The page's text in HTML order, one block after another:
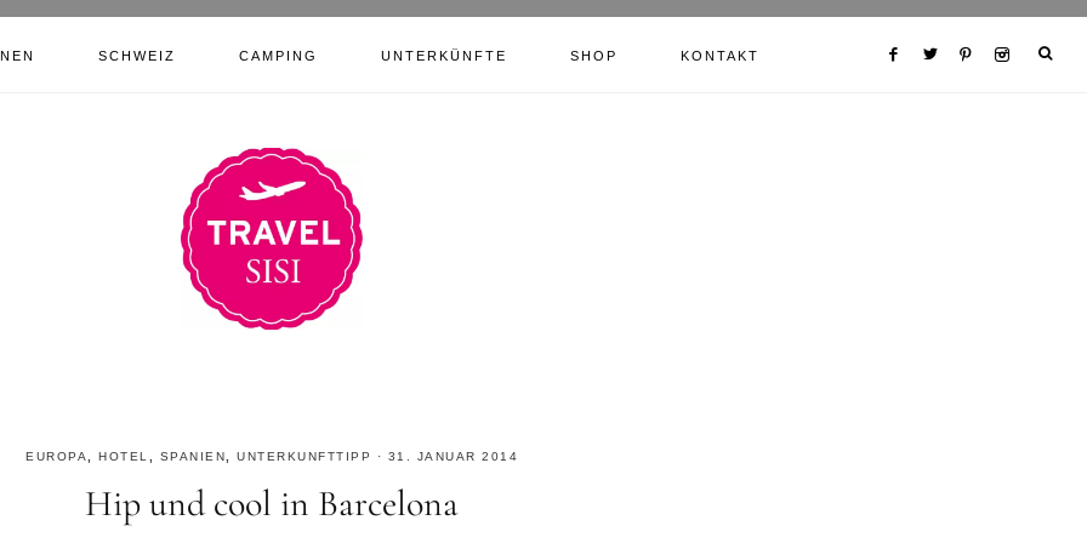
SCHWEIZ CAMPING UNTERKÜNFTE SHOP KONTAKT
EUROPA HOTEL SPANIEN UNTERKUNFTTIPP · 31. JANUAR 2014
Hip und cool in Barcelona